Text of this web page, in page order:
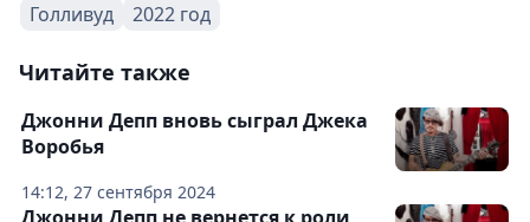
Голливуд 2022 год
Читайте также
14:12, 27 сентября 2024
Джонни Депп вновь сыграл Джека
Воробья